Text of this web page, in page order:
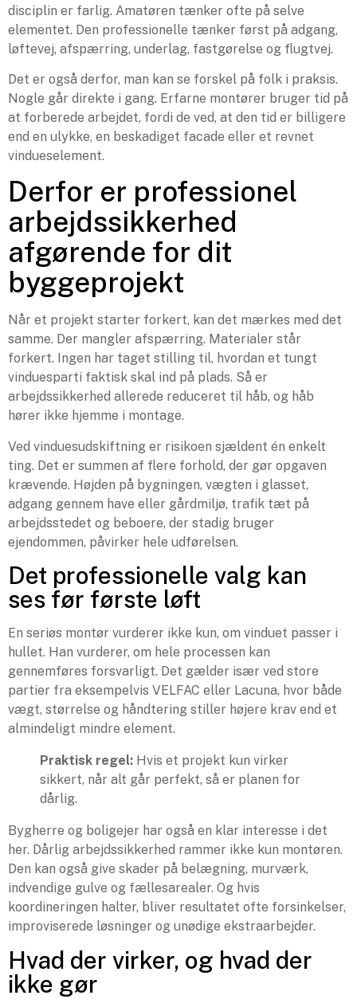
disciplin er farlig. Amatøren tænker ofte på selve
elementet. Den professionelle tænker først på adgang,
løftevej, afspærring, underlag, fastgørelse og flugtvej.
Det er også derfor, man kan se forskel på folk i praksis.
Nogle går direkte i gang. Erfarne montører bruger tid på
at forberede arbejdet, fordi de ved, at den tid er billigere
end en ulykke, en beskadiget facade eller et revnet
vindueselement.
Derfor er professionel
arbejdssikkerhed
afgørende for dit
byggeprojekt
Når et projekt starter forkert, kan det mærkes med det
samme. Der mangler afspærring. Materialer står
forkert. Ingen har taget stilling til, hvordan et tungt
vinduesparti faktisk skal ind på plads. Så er
arbejdssikkerhed allerede reduceret til håb, og håb
hører ikke hjemme i montage.
Ved vinduesudskiftning er risikoen sjældent én enkelt
ting. Det er summen af flere forhold, der gør opgaven
krævende. Højden på bygningen, vægten i glasset,
adgang gennem have eller gårdmiljø, trafik tæt på
arbejdsstedet og beboere, der stadig bruger
ejendommen, påvirker hele udførelsen.
Det professionelle valg kan
ses før første løft
En seriøs montør vurderer ikke kun, om vinduet passer i
hullet. Han vurderer, om hele processen kan
gennemføres forsvarligt. Det gælder især ved store
partier fra eksempelvis VELFAC eller Lacuna, hvor både
vægt, størrelse og håndtering stiller højere krav end et
almindeligt mindre element.
Praktisk regel: Hvis et projekt kun virker
sikkert, når alt går perfekt, så er planen for
dårlig.
Bygherre og boligejer har også en klar interesse i det
her. Dårlig arbejdssikkerhed rammer ikke kun montøren.
Den kan også give skader på belægning, murværk,
indvendige gulve og fællesarealer. Og hvis
koordineringen halter, bliver resultatet ofte forsinkelser,
improviserede løsninger og unødige ekstraarbejder.
Hvad der virker, og hvad der
ikke gør